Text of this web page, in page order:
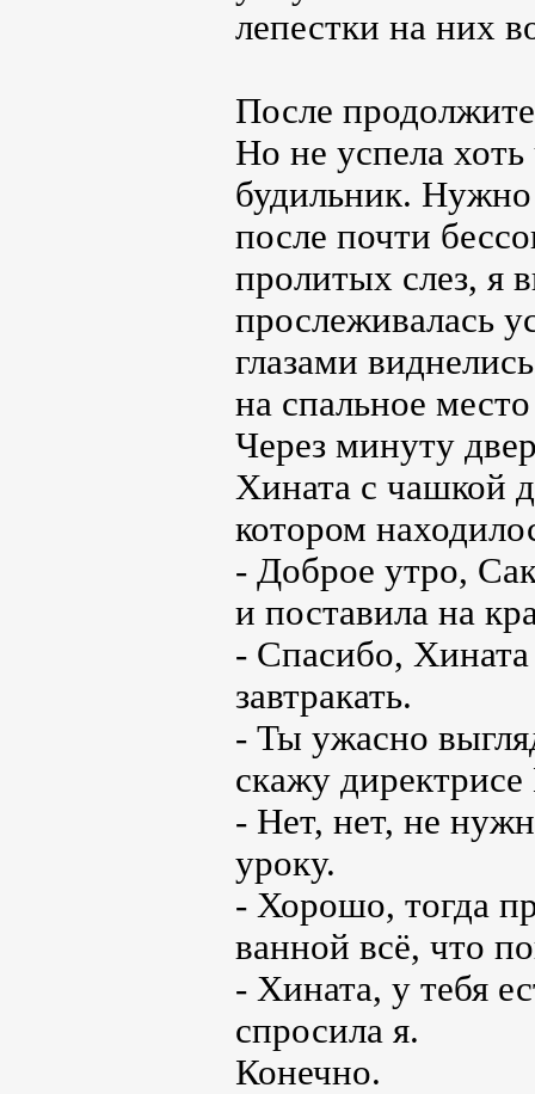
лепестки на них
После
Но не успела хоть
будильник. Нужно
после почти
пролитых слез, я
прослеживалась
глазами
на спальное
Через минуту
Хината с чашкой
котором
- Доброе утро,
и поставила на
- Спасибо,
завтракать.
- Ты ужасно
скажу
- Нет, нет, не
уроку.
- Хорошо, тогда
ванной всё, что
- Хината, у тебя
спросила я.
Конечно.